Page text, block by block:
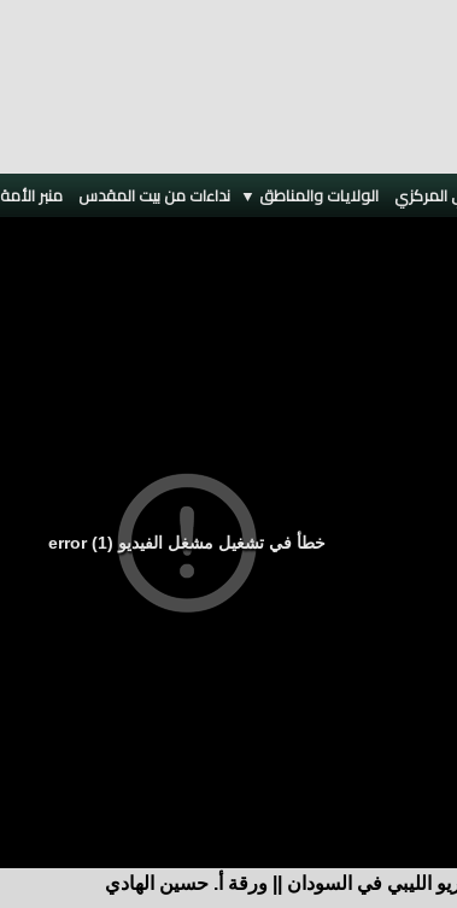
المركزي الولايات والمناطق ▼ نداءات من بيت المقدس منبر الأمة
خطأ في تشغيل مشغل الفيديو (1) error
الليبي في السودان || ورقة أ. حسين الهادي